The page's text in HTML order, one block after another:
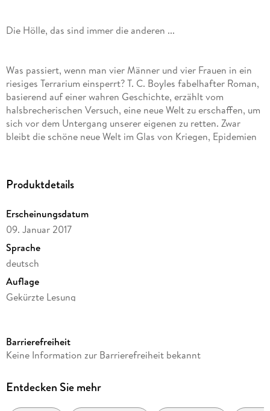
Die Hölle, das sind immer die anderen ...
Was passiert, wenn man vier Männer und vier Frauen in ein
riesiges Terrarium einsperrt? T. C. Boyles fabelhafter Roman,
basierend auf einer wahren Geschichte, erzählt vom
halsbrecherischen Versuch, eine neue Welt zu erschaffen, um
sich vor dem Untergang unserer eigenen zu retten. Zwar
bleibt die schöne neue Welt im Glas von Kriegen, Epidemien
die anderen ...
(Laufzeit: 16h 46)
Produktdetails
Erscheinungsdatum
09. Januar 2017
Sprache
deutsch
Auflage
Gekürzte Lesung
Laufzeit
Autor/Autorin
Barrierefreiheit
Keine Information zur Barrierefreiheit bekannt
Entdecken Sie mehr